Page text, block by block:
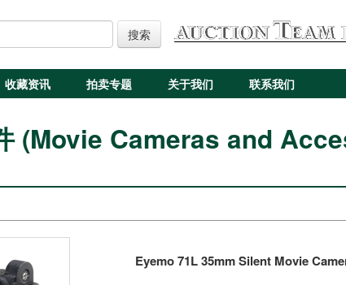
搜索
收藏资讯 拍卖专题 关于我们 联系我们
(Movie Cameras and
Eyemo 71L 35mm Silent Movie